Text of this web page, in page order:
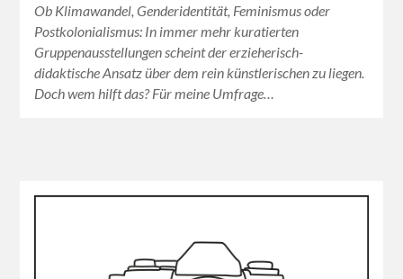
Ob Klimawandel, Genderidentität, Feminismus oder
Postkolonialismus: In immer mehr kuratierten
Gruppenausstellungen scheint der erzieherisch-
didaktische Ansatz über dem rein künstlerischen zu liegen.
Doch wem hilft das? Für meine Umfrage…